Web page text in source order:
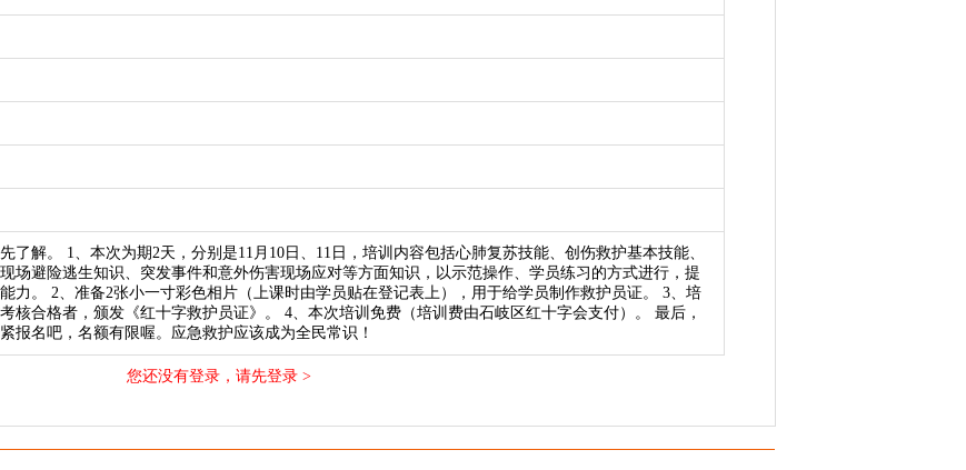
了解。 1、本次为期2天，分别是11月10日、11日，培训内容包括心肺复苏技能、创伤救护基本技能、
场避险逃生知识、突发事件和意外伤害现场应对等方面知识，以示范操作、学员练习的方式进行，提
力。 2、准备2张小一寸彩色相片（上课时由学员贴在登记表上），用于给学员制作救护员证。 3、培
核合格者，颁发《红十字救护员证》。 4、本次培训免费（培训费由石岐区红十字会支付）。 最后，
报名吧，名额有限喔。应急救护应该成为全民常识！
您还没有登录，请先登录 >